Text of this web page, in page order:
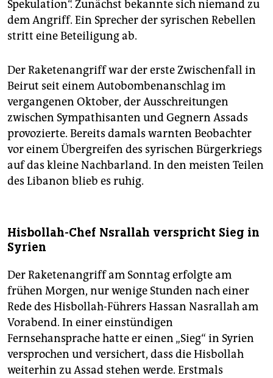
Spekulation“. Zunächst bekannte sich niemand zu
dem Angriff. Ein Sprecher der syrischen Rebellen
stritt eine Beteiligung ab.
Der Raketenangriff war der erste Zwischenfall in
Beirut seit einem Autobombenanschlag im
vergangenen Oktober, der Ausschreitungen
zwischen Sympathisanten und Gegnern Assads
provozierte. Bereits damals warnten Beobachter
vor einem Übergreifen des syrischen Bürgerkriegs
auf das kleine Nachbarland. In den meisten Teilen
des Libanon blieb es ruhig.
Hisbollah-Chef Nsrallah verspricht Sieg in
Syrien
Der Raketenangriff am Sonntag erfolgte am
frühen Morgen, nur wenige Stunden nach einer
Rede des Hisbollah-Führers Hassan Nasrallah am
Vorabend. In einer einstündigen
Fernsehansprache hatte er einen „Sieg“ in Syrien
versprochen und versichert, dass die Hisbollah
weiterhin zu Assad stehen werde. Erstmals